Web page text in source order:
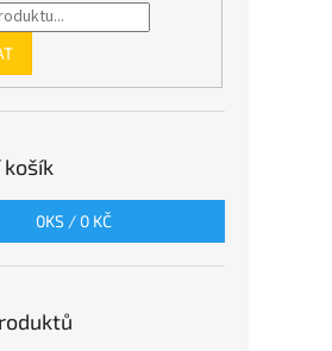
košík
0KS / 0 KČ